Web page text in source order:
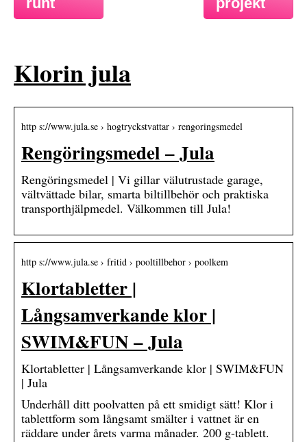
Klorin jula
http s://www.jula.se › hogtryckstvattar › rengoringsmedel
Rengöringsmedel – Jula
Rengöringsmedel | Vi gillar välutrustade garage,
vältvättade bilar, smarta biltillbehör och praktiska
transporthjälpmedel. Välkommen till Jula!
http s://www.jula.se › fritid › pooltillbehor › poolkem
Klortabletter |
Långsamverkande klor |
SWIM&FUN – Jula
Klortabletter | Långsamverkande klor | SWIM&FUN
| Jula
Underhåll ditt poolvatten på ett smidigt sätt! Klor i
tablettform som långsamt smälter i vattnet är en
räddare under årets varma månader. 200 g-tablett.